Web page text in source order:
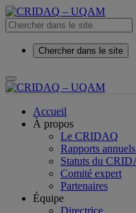
Chercher dans le site
Accueil
À propos
Le CRIDAQ
Rapports
Statuts du
Comité expert
Partenaires
Équipe
Directrice